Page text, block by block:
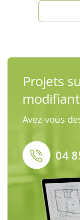
Projets
Avez-vous
04